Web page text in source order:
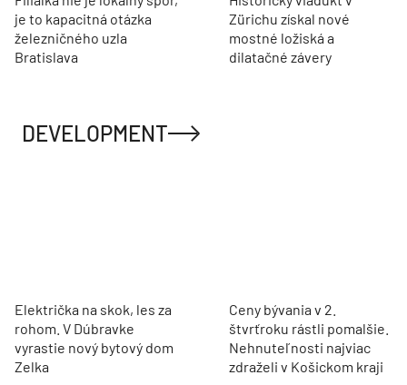
je to kapacitná otázka
železničného uzla
Bratislava
Zürichu získal nové
mostné ložiská a
dilatačné závery
DEVELOPMENT
Električka na skok, les za
rohom. V Dúbravke
vyrastie nový bytový dom
Zelka
Ceny bývania v 2.
štvrťroku rástli pomalšie.
Nehnuteľnosti najviac
zdraželi v Košickom kraji